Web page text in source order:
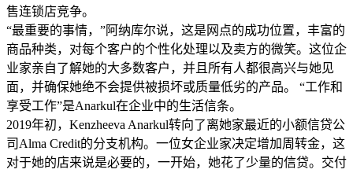
售连锁店竞争。
“最重要的事情，”阿纳库尔说，这是网点的成功位置，丰富的
商品种类，对每个客户的个性化处理以及卖方的微笑。这位企
业家亲自了解她的大多数客户，并且所有人都很高兴与她见
面，并确保她绝不会提供被损坏或质量低劣的产品。 “工作和
享受工作”是Anarkul在企业中的生活信条。
2019年初，Kenzheeva Anarkul转向了离她家最近的小额信贷公
司Alma Credit的分支机构。一位女企业家决定增加周转金，这
对于她的店来说是必要的，一开始，她花了少量的信贷。交付